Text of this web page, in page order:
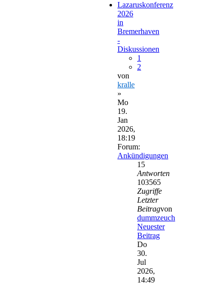
Lazaruskonferenz
2026
in
Bremerhaven
-
Diskussionen
1
2
von
kralle
»
Mo
19.
Jan
2026,
18:19
Forum:
Ankündigungen
15
Antworten
103565
Zugriffe
Letzter
Beitragvon
dummzeuch
Neuester
Beitrag
Do
30.
Jul
2026,
14:49